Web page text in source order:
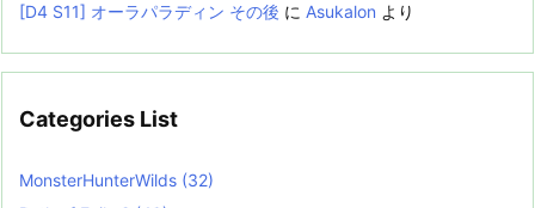
[D4 S11] オーラパラディン その後 に Asukalon より
Categories List
MonsterHunterWilds (32)